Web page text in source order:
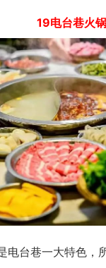
19电台巷火锅
电台巷一大特色，